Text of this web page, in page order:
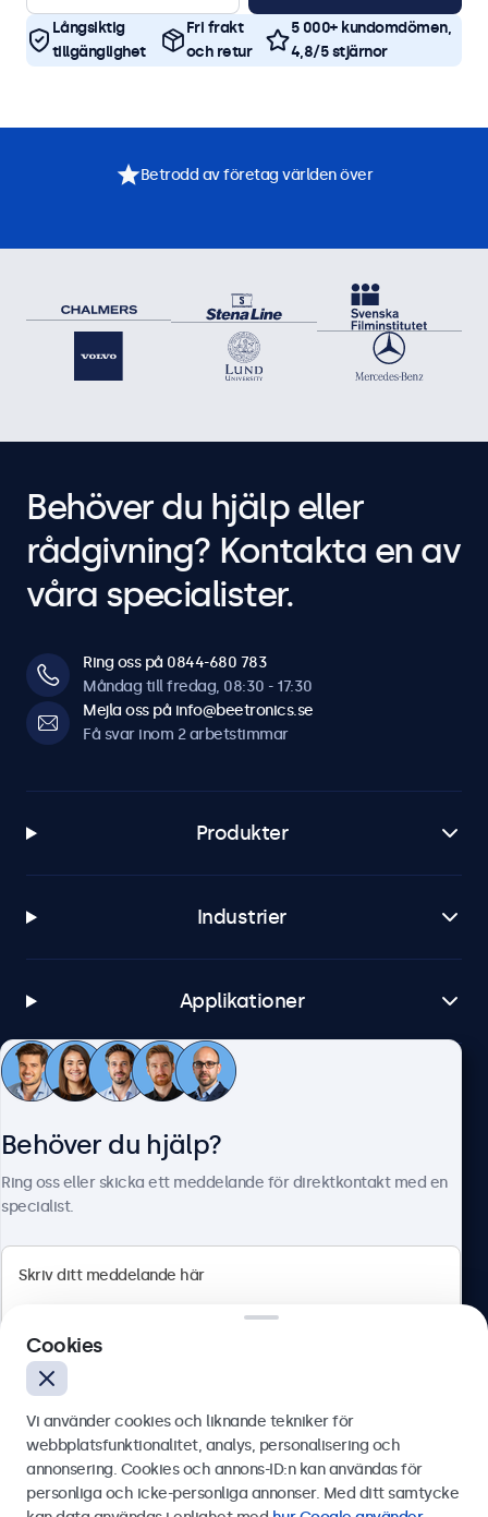
Långsiktig
tillgänglighet
Fri frakt
och retur
5 000+ kundomdömen,
4,8/5 stjärnor
Betrodd av företag världen över
Behöver du hjälp eller
rådgivning? Kontakta en av
våra specialister.
Ring oss på 0844-680 783
Måndag till fredag, 08:30 - 17:30
Mejla oss på info@beetronics.se
Få svar inom 2 arbetstimmar
Produkter
Industrier
Applikationer
Kundtjänst
Olof Palmesgata 29, Stockholm, 111 22, Sverige
Svenska
Behöver du hjälp?
Ring oss eller skicka ett meddelande för direktkontakt med en
specialist.
Skicka
Cookies
Vi använder cookies och liknande tekniker för
webbplatsfunktionalitet, analys, personalisering och
annonsering. Cookies och annons-ID:n kan användas för
personliga och icke-personliga annonser. Med ditt samtycke